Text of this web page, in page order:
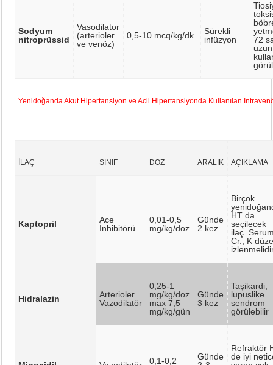
Sodyum
nitroprüssid
Vasodilator
(arterioler
ve venöz)
0,5-10 mcq/kg/dk
Sürekli
infüzyon
72
uzun
Yenidoğanda Akut Hipertansiyon ve Acil Hipertansiyonda Kullanılan
İLAÇ SINIF DOZ ARALIK AÇIKLAMA
Kaptopril
Ace
İnhibitörü
0,01-0,5
mg/kg/doz
Günde
2 kez
Birçok
HT da
seçilecek
ilaç.
Cr., K
Hidralazin
Arterioler
Vazodilatör
0,25-1
mg/kg/doz
max 7,5
mg/kg/gün
Günde
3 kez
Taşikardi,
lupuslike
sendrom
görülebilir
0,1-0,2
Günde
Refraktör
de iyi